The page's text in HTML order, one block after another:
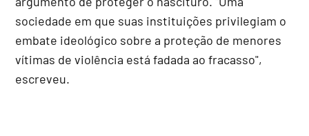
sociedade em que suas instituições privilegiam o
embate ideológico sobre a proteção de menores
vítimas de violência está fadada ao fracasso",
escreveu.